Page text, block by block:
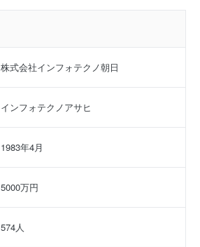
株式会社インフォテクノ朝日
インフォテクノアサヒ
1983年4月
5000万円
574人